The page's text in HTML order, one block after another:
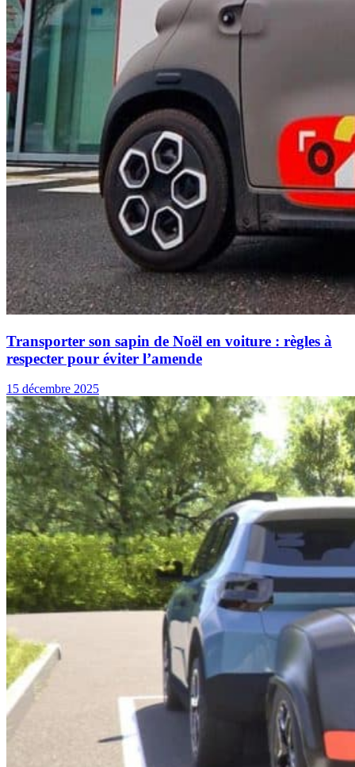
Transporter son sapin de Noël en voiture : règles à
respecter pour éviter l’amende
15 décembre 2025